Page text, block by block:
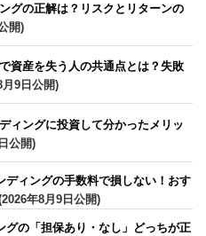
グの正解は？リスクとリターンの
開)
資産を失う人の共通点とは？失敗
月9日公開)
ィングに投資して分かったメリッ
公開)
ディングの手数料で損しない！おす
年8月9日公開)
グの「担保あり・なし」どっちが正